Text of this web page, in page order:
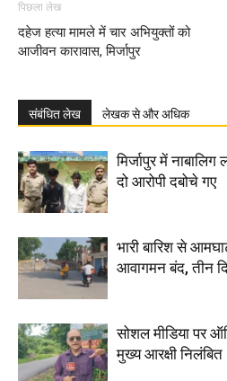
पिछला लेख
दहेज हत्या मामले में चार अभियुक्तों को
आजीवन कारावास, मिर्जापुर
संबंधित लेख लेखक से और अधिक
मिर्जापुर में
दो आरोपी दबोचे गए
भारी बारिश से
आवागमन बंद, तीन
सोशल मीडिया पर
मुख्य आरक्षी निलंबित